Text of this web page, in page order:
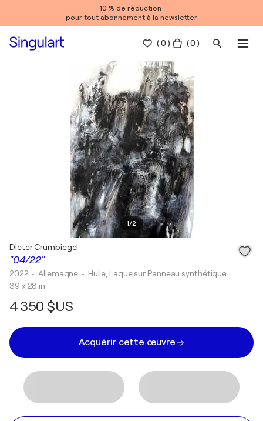
10 % de réduction
pour tout abonnement à la newsletter
(0 ) ( 0 )
1/2
"04/22"
Dieter Crumbiegel
2022 • Allemagne • Huile, Laque sur Panneau synthétique
39 x 28 in
4 350 $US
Acquérir cette œuvre